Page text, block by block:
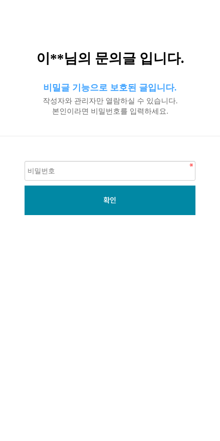
이**님의 문의글 입니다.
비밀글 기능으로 보호된 글입니다.
작성자와 관리자만 열람하실 수 있습니다.
본인이라면 비밀번호를 입력하세요.